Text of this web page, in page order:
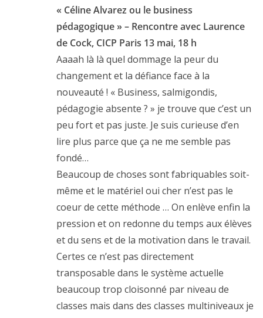
« Céline Alvarez ou le business
pédagogique » – Rencontre avec Laurence
de Cock, CICP Paris 13 mai, 18 h
Aaaah là là quel dommage la peur du
changement et la défiance face à la
nouveauté ! « Business, salmigondis,
pédagogie absente ? » je trouve que c’est un
peu fort et pas juste. Je suis curieuse d’en
lire plus parce que ça ne me semble pas
fondé…
Beaucoup de choses sont fabriquables soit-
même et le matériel oui cher n’est pas le
coeur de cette méthode … On enlève enfin la
pression et on redonne du temps aux élèves
et du sens et de la motivation dans le travail.
Certes ce n’est pas directement
transposable dans le système actuelle
beaucoup trop cloisonné par niveau de
classes mais dans des classes multiniveaux je